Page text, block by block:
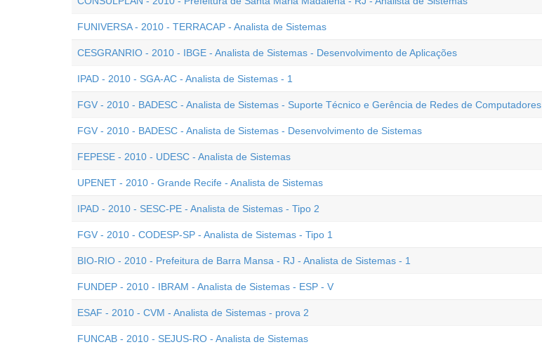
FUNIVERSA - 2010 - TERRACAP - Analista de Sistemas
CESGRANRIO - 2010 - IBGE - Analista de Sistemas - Desenvolvimento de Aplicações
IPAD - 2010 - SGA-AC - Analista de Sistemas - 1
FGV - 2010 - BADESC - Analista de Sistemas - Suporte Técnico e Gerência de Redes de Computadores
FGV - 2010 - BADESC - Analista de Sistemas - Desenvolvimento de Sistemas
FEPESE - 2010 - UDESC - Analista de Sistemas
UPENET - 2010 - Grande Recife - Analista de Sistemas
IPAD - 2010 - SESC-PE - Analista de Sistemas - Tipo 2
FGV - 2010 - CODESP-SP - Analista de Sistemas - Tipo 1
BIO-RIO - 2010 - Prefeitura de Barra Mansa - RJ - Analista de Sistemas - 1
FUNDEP - 2010 - IBRAM - Analista de Sistemas - ESP - V
ESAF - 2010 - CVM - Analista de Sistemas - prova 2
FUNCAB - 2010 - SEJUS-RO - Analista de Sistemas